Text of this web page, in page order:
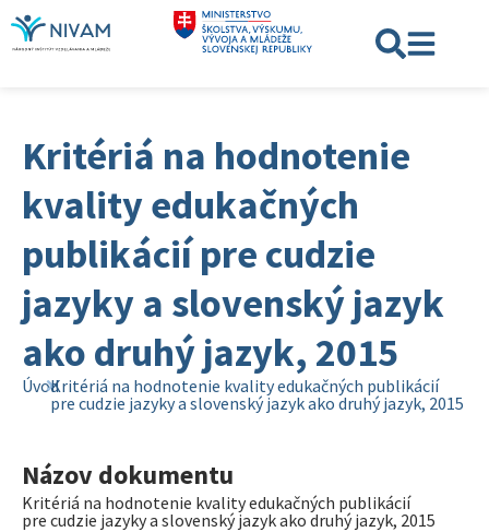
Kritériá na hodnotenie
kvality edukačných
publikácií pre cudzie
jazyky a slovenský jazyk
ako druhý jazyk, 2015
ÚvodKritériá na hodnotenie kvality edukačných publikácií
pre cudzie jazyky a slovenský jazyk ako druhý jazyk, 2015
Názov dokumentu
Kritériá na hodnotenie kvality edukačných publikácií
pre cudzie jazyky a slovenský jazyk ako druhý jazyk, 2015